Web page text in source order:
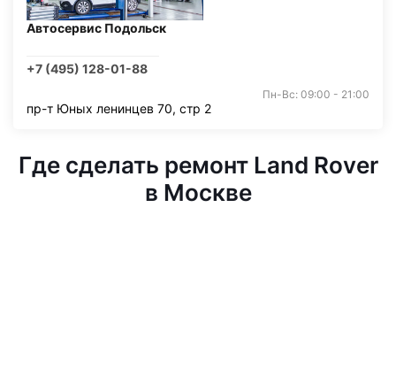
Автосервис Подольск
+7 (495) 128-01-88
Пн-Вс: 09:00 - 21:00
пр-т Юных ленинцев 70, стр 2
Где сделать ремонт Land Rover
в Москве